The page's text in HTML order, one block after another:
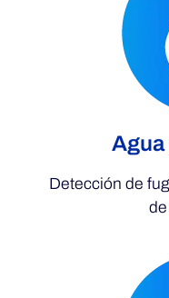
Detección de